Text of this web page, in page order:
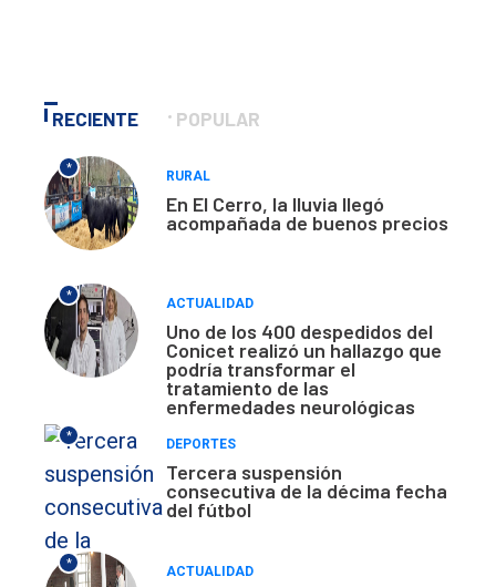
RECIENTE POPULAR
*
RURAL
En El Cerro, la lluvia llegó
acompañada de buenos precios
*
ACTUALIDAD
Uno de los 400 despedidos del
Conicet realizó un hallazgo que
podría transformar el
tratamiento de las
enfermedades neurológicas
*
DEPORTES
Tercera suspensión
consecutiva de la décima fecha
del fútbol
*
ACTUALIDAD